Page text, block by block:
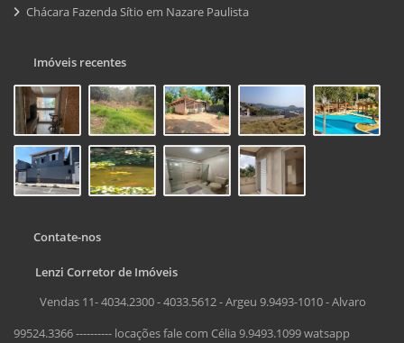
Chácara Fazenda Sítio em Nazare Paulista
Imóveis recentes
Contate-nos
Lenzi Corretor de Imóveis
Vendas 11- 4034.2300 - 4033.5612 - Argeu 9.9493-1010 - Alvaro
99524.3366 ---------- locações fale com Célia 9.9493.1099 watsapp